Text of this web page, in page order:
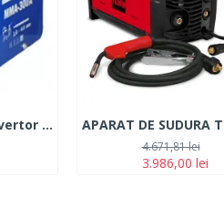
Aparat de sudura Invertor BAIKAL MMA 300A
3.986,00 lei
4.671,81 lei